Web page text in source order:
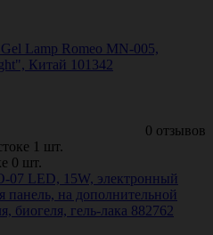
Lamp Romeo MN-005,
Китай 101342
0 отзывов
1 шт.
0 шт.
07 LED, 15W, электронный
панель, на дополнительной
биогеля, гель-лака 882762